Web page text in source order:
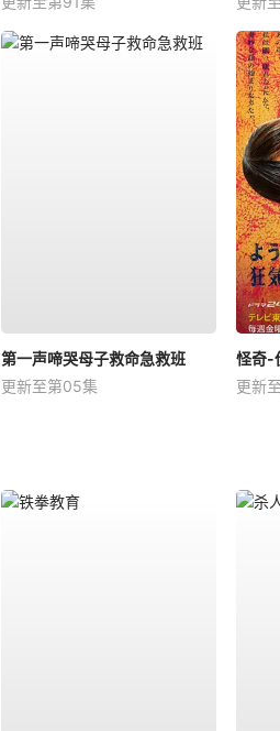
第一声啼哭母子救命急救班
更新至第05集
更新